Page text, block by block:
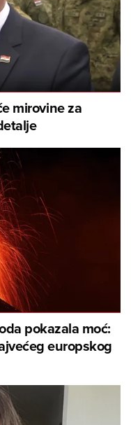
mirovine za
pokazala moć:
europskog